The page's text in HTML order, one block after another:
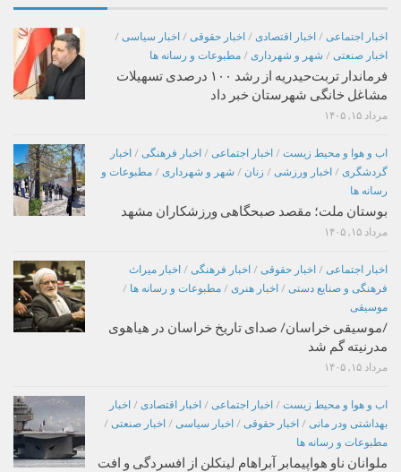
اخبار اجتماعی / اخبار اقتصادی / اخبار حقوقی / اخبار سیاسی /
اخبار صنعتی / شهر و شهرداری / مطبوعات و رسانه ها
فرماندار تربت‌حیدریه از رشد ۱۰۰ درصدی تسهیلات
مشاغل خانگی شهرستان خبر داد
مرداد ۱۵, ۱۴۰۵
اب و هوا و محیط زیست / اخبار اجتماعی / اخبار فرهنگی / اخبار
گردشگری / اخبار ورزشی / زنان / شهر و شهرداری / مطبوعات و
رسانه ها
بوستان ملت؛ مقصد صبحگاهی ورزشکاران مشهد
مرداد ۱۵, ۱۴۰۵
اخبار اجتماعی / اخبار حقوقی / اخبار فرهنگی / اخبار میراث
فرهنگی و صنایع دستی / اخبار هنری / مطبوعات و رسانه ها /
موسیقی
/موسیقی خراسان/ صدای تاریخ خراسان در هیاهوی
مدرنیته گم شد
مرداد ۱۵, ۱۴۰۵
اب و هوا و محیط زیست / اخبار اجتماعی / اخبار اقتصادی / اخبار
بهداشتی ودر مانی / اخبار حقوقی / اخبار سیاسی / اخبار صنعتی /
مطبوعات و رسانه ها
ملوانان ناو هواپیمابر آبراهام لینکلن از افسردگی و افت